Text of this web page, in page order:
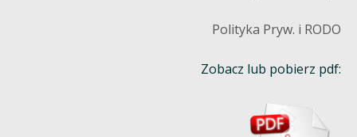
Polityka Pryw. i RODO
Zobacz lub pobierz pdf: